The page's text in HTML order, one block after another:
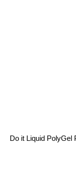
Do it Liquid PolyGel